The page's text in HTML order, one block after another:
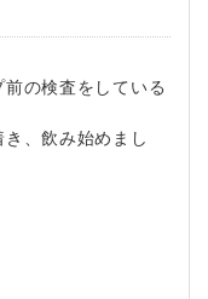
の検査をしている
、飲み始めまし